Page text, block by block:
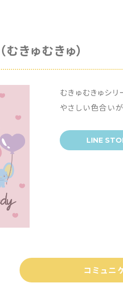
きゅむきゅ）
むきゅむきゅシ
やさしい色合い
LINE
コミュニ